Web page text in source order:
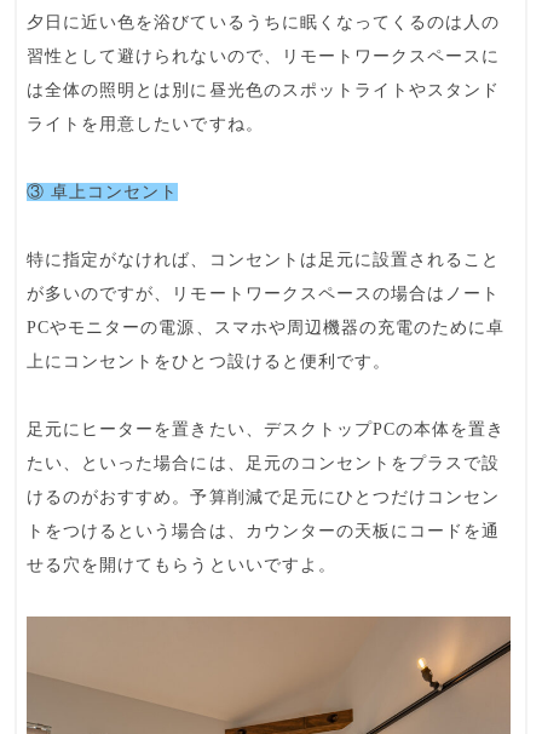
夕日に近い色を浴びているうちに眠くなってくるのは 人の
習性として避けられないので、リモートワークスペースに
は全体の照明とは別に 昼光色のスポットライトやスタンド
ライト を用意したいですね。
③ 卓上コンセント
特に指定がなければ、コンセントは足元に設置されること
が多いのですが、リモートワークスペースの場合はノート
PCやモニターの電源、スマホや周辺機器の充電のために卓
上にコンセント をひとつ設けると便利です。
足元にヒーターを置きたい、 デスクトップPCの本体を置き
たい、といった場合には、 足元のコンセントをプラスで設
けるのがおすすめ。予算削減で足元にひとつだけコンセン
トをつけるという場合は、カウンターの天板にコードを通
せる穴を開けてもらうといいですよ。